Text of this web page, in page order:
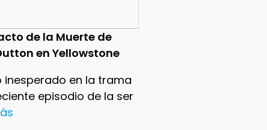
de la Muerte de
en Yellowstone
inesperado en la trama
episodio de la ser